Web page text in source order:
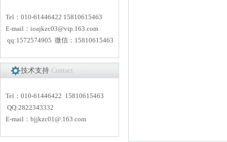
Tel：010-61446422 15810615463
E-mail： ioajkzc03@vip.163.com
qq:1572574905 微信：15810615463
技术支持 Contact
Tel：010-61446422 15810615463
QQ:2822343332
E-mail： bjjkzc01@.163.com